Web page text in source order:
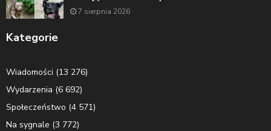
7 sierpnia 2026
Kategorie
Wiadomości (13 276)
Wydarzenia (6 692)
Społeczeństwo (4 571)
Na sygnale (3 772)